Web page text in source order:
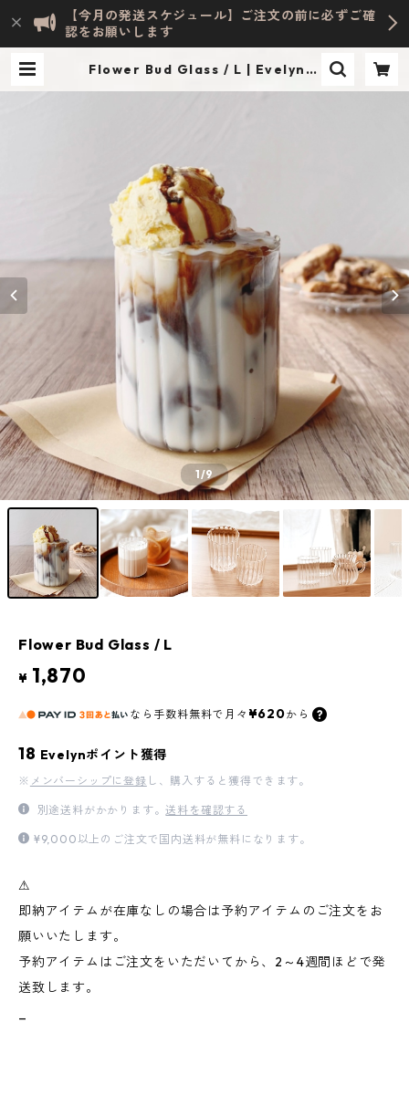
【今月の発送スケジュール】ご注文の前に必ずご確
認をお願いします
Flower Bud Glass / L | Evelyn H
1/9
Flower Bud Glass / L
¥ 1,870
なら 手数料無料で 月々 ¥620から
18 Evelynポイント獲得
※ メンバーシップに登録 し、購入すると獲得できます。
別途送料がかかります。送料を確認する
¥9,000以上のご注文で国内送料が無料になります。
⚠︎
即納アイテムが在庫なしの場合は予約アイテムのご注文をお
願いいたします。
予約アイテムはご注文をいただいてから、2～4週間ほどで発
送致します。